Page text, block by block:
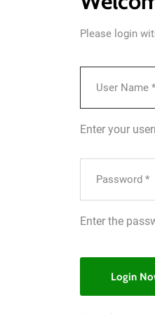
Please login
Enter your
Enter the
Login